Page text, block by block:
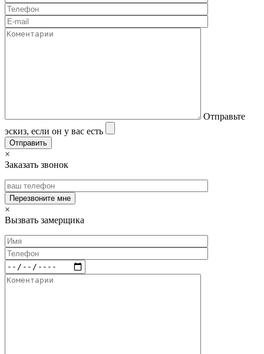
Отправьте
эскиз, если он у вас есть
×
Заказать звонок
×
Вызвать замерщика